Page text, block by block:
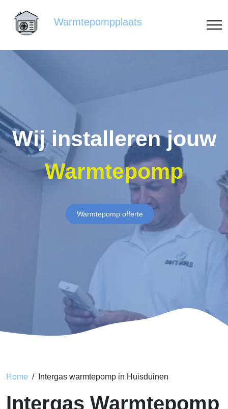
Warmtepompplaats
Wij installeren jouw
Warmtepomp
Warmtepomp offerte
Home Intergas warmtepomp in Huisduinen
Intergas Warmtepomp